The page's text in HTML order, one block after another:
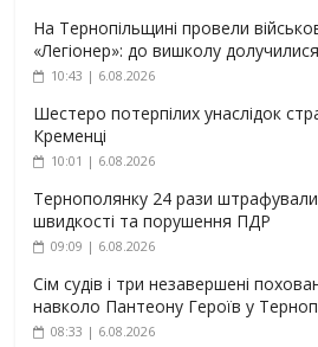
На Тернопільщині провели
«Легіонер»: до вишколу
10:43 | 6.08.2026
Шестеро потерпілих унаслідок
Кременці
10:01 | 6.08.2026
Тернополянку 24 рази
швидкості та порушення ПДР
09:09 | 6.08.2026
Сім судів і три незавершені
навколо Пантеону Героїв у
08:33 | 6.08.2026